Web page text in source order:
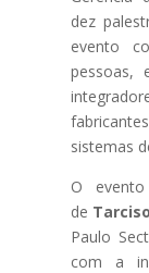
dez
evento
pessoas,
sistemas
O
de
Paulo
com a